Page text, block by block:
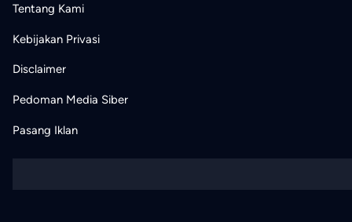
Tentang Kami
Kebijakan Privasi
Disclaimer
Pedoman Media Siber
Pasang Iklan